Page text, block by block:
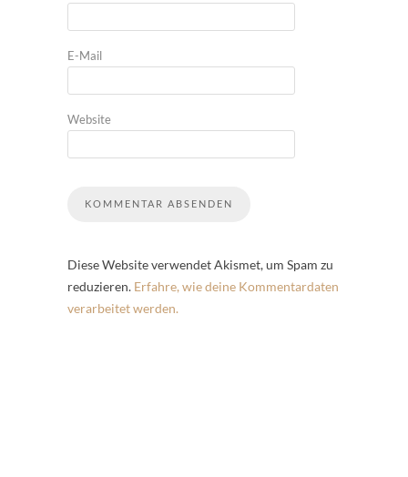
E-Mail
Website
Diese Website verwendet Akismet, um Spam zu
reduzieren. Erfahre, wie deine Kommentardaten
verarbeitet werden.